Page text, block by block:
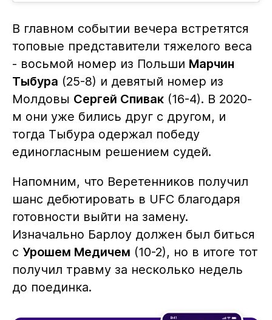
В главном событии вечера встретятся
топовые представители тяжелого веса
- восьмой номер из Польши Марчин
Тыбура (25-8) и девятый номер из
Молдовы Сергей Спивак(16-4). В 2020-
м они уже бились друг с другом, и
тогда Тыбура одержал победу
единогласным решением судей.
Напомним, что Веретенников получил
шанс дебютировать в UFC благодаря
готовности выйти на замену.
Изначально Барлоу должен был биться
с Урошем Медичем (10-2), но в итоге тот
получил травму за несколько недель
до поединка.